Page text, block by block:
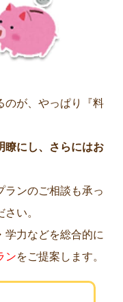
のが、やっぱり『料
瞭にし、さらにはお
ランのご相談も承っ
い。
学力などを総合的に
ンをご提案します。